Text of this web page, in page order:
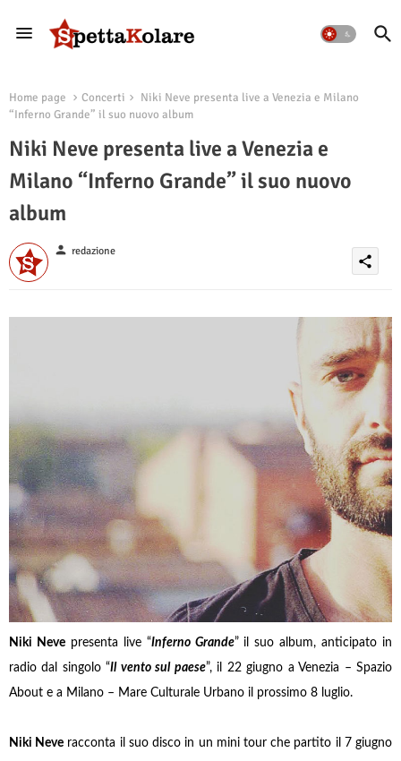
Home page Concerti
Niki Neve presenta live a Venezia e Milano
“Inferno Grande” il suo nuovo album
Niki Neve presenta live a Venezia e
Milano “Inferno Grande” il suo nuovo
album
person redazione
share
Niki Nevepresenta live “Inferno Grande” il suo album, anticipato in
radio dal singolo “Il vento sul paese”, il 22 giugno a Venezia – Spazio
About e a Milano – Mare Culturale Urbano il prossimo 8 luglio.
Niki Neve racconta il suo disco in un mini tour che partito il 7 giugno